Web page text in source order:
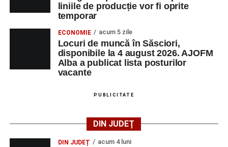
liniile de producție vor fi oprite
temporar
ECONOMIE acum 5 zile
Locuri de muncă în Săsciori,
disponibile la 4 august 2026. AJOFM
Alba a publicat lista posturilor
vacante
PUBLICITATE
DIN JUDEȚ
DIN JUDEȚ acum 4 luni